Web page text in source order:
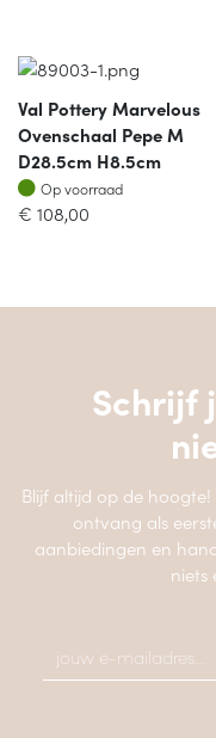
Val Pottery Marvelous
Ovenschaal Pepe M
D28.5cm H8.5cm
Op voorraad
Op voorraad
€ 108,00
Schrijf
Blijf altijd op de
ontvang als
aanbiedingen en
niets